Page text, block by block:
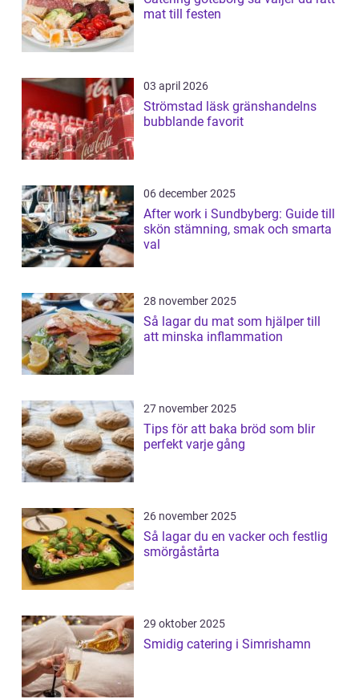
mat till festen
03 april 2026
Strömstad läsk gränshandelns
bubblande favorit
06 december 2025
After work i Sundbyberg: Guide till
skön stämning, smak och smarta
val
28 november 2025
Så lagar du mat som hjälper till
att minska inflammation
27 november 2025
Tips för att baka bröd som blir
perfekt varje gång
26 november 2025
Så lagar du en vacker och festlig
smörgåstårta
29 oktober 2025
Smidig catering i Simrishamn